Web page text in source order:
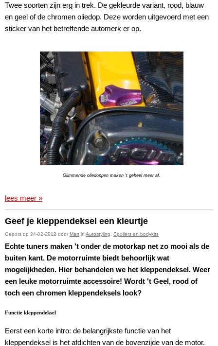
Twee soorten zijn erg in trek. De gekleurde variant, rood, blauw
en geel of de chromen oliedop. Deze worden uitgevoerd met een
sticker van het betreffende automerk er op.
Glimmende oliedoppen maken 't geheel meer af.
lees meer »
Geef je kleppendeksel een kleurtje
Gepost op 24-02-2012 door Mart in Autostyling Spoilers en bodykits
Echte tuners maken 't onder de motorkap net zo mooi als de
buiten kant. De motorruimte biedt behoorlijk wat
mogelijkheden. Hier behandelen we het kleppendeksel. Weer
een leuke motorruimte accessoire! Wordt 't Geel, rood of
toch een chromen kleppendeksels look?
Functie kleppendeksel
Eerst een korte intro: de belangrijkste functie van het
kleppendeksel is het afdichten van de bovenzijde van de motor.